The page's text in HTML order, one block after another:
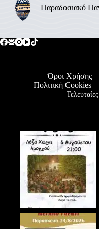
Παραδοσιακό
Όροι Χρήσης
Πολιτική Cookies